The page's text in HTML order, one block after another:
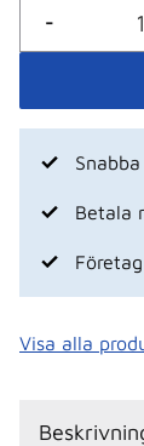
-
Visa alla
Betala